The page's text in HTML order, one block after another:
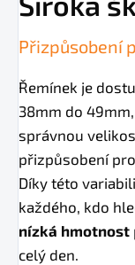
Přizpůsobení
Řemínek je
38mm do
správnou
přizpůsobení
Díky této
každého, kdo
nízká hmotnost
celý den.